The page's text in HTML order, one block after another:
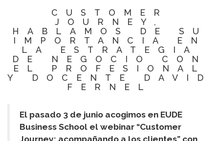
CUSTOMER
JOURNEY,
HABLAMOS DE SU
IMPORTANCIA EN
LA ESTRATEGIA
DE NEGOCIO CON
EL PROFESIONAL
Y DOCENTE DAVID
FERNEL
El pasado 3 de junio acogimos en EUDE
Business School el webinar “Customer